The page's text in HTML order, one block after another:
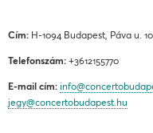
Cím: H-1094 Budapest, Páva u.
Telefonszám: +3612155770
E-mail cím:
jegy@concertobudapest.hu